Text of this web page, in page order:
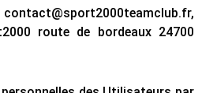
route de bordeaux 24700